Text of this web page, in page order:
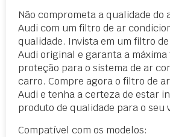
Não comprometa a qualidade do
Audi com um filtro de ar
qualidade. Invista em um filtro
Audi original e garanta a
proteção para o sistema de ar
carro. Compre agora o filtro de
Audi e tenha a certeza de estar
produto de qualidade para o seu
Compatível com os modelos: